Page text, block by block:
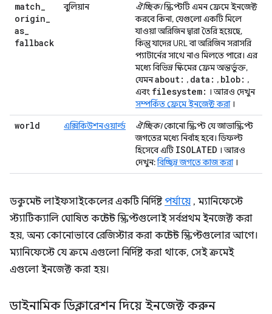
match_
origin_
as_
fallback
বুলিয়ান ঐচ্ছিক।স্ক্রিপ্টটি এমন ফ্রেমে ইনজেক্ট
করবে কিনা, যেগুলো একটি মিলে
যাওয়া অরিজিন দ্বারা তৈরি হয়েছে,
কিন্তু যাদের URL বা অরিজিন সরাসরি
প্যাটার্নের সাথে নাও মিলতে পারে। এর
মধ্যে বিভিন্ন স্কিমের ফ্রেম অন্তর্ভুক্ত,
যেমনabout: , data: , blob: ,
এবং filesystem: । আরও দেখুন
সম্পর্কিত ফ্রেমে ইনজেক্ট করা।
world এক্সিকিউশনওয়ার্ল্ড ঐচ্ছিক।কোনো স্ক্রিপ্ট যে জাভাস্ক্রিপ্ট
জগতের মধ্যে নির্বাহ হবে। ডিফল্ট
হিসেবে এটি ISOLATED । আরও
দেখুন:বিচ্ছিন্ন জগতে কাজ করা।
ডকুমেন্ট লাইফসাইকেলের একটি নির্দিষ্টপর্যায়ে , ম্যানিফেস্টে
স্ট্যাটিক্যালি ঘোষিত কন্টেন্ট স্ক্রিপ্টগুলোই সর্বপ্রথম ইনজেক্ট করা
হয়, অন্য কোনোভাবে রেজিস্টার করা কন্টেন্ট স্ক্রিপ্টগুলোর আগে।
ম্যানিফেস্টে যে ক্রমে এগুলো নির্দিষ্ট করা থাকে, সেই ক্রমেই
এগুলো ইনজেক্ট করা হয়।
ডাইনামিক ডিক্লারেশন দিয়ে ইনজেক্ট করুন